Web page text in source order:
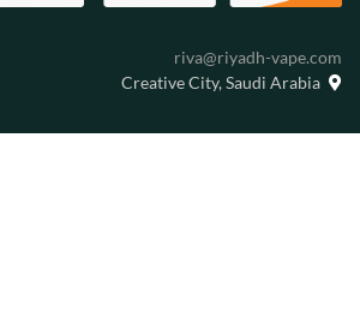
riva@riyadh-vape.com